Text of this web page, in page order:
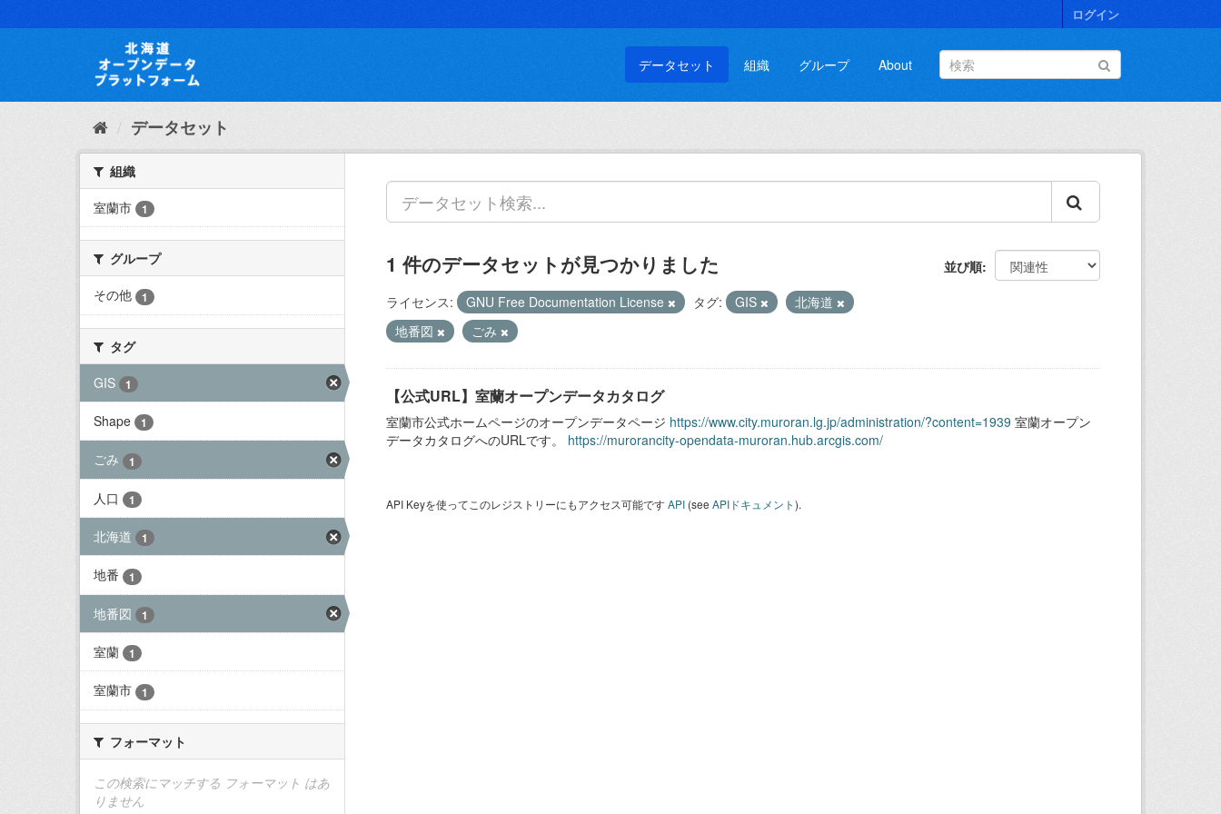
キ
て
ログイン
データセット 組織 グループ About
データセット
組織
室蘭市
1
グループ
その他
1
タグ
GIS
1
Shape 1
ごみ 1
人口 1
北海道 1
地番 1
地番図 1
室蘭 1
室蘭市 1
フォーマット
この検索にマッチする フォーマット はあ
りません
並び順
1 件のデータセットが見つかりました
ライセンス: GNU Free Documentation License タグ: GIS
北海道
地番図
ごみ
【公式URL】室蘭オープンデータカタログ
室蘭市公式ホームページのオープンデータページ https://www.city.muroran.lg.jp/administration/?content=1939 室蘭オープン
データカタログへのURLです。 https://murorancity-opendata-muroran.hub.arcgis.com/
API Keyを使ってこのレジストリーにもアクセス可能ですAPI (see APIドキュメント).